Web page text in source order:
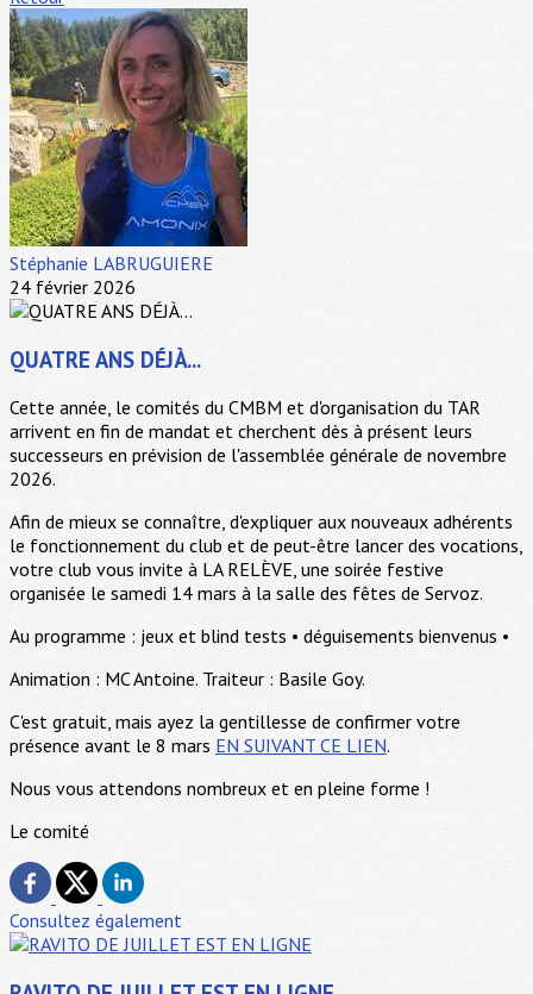
Stéphanie LABRUGUIERE
24 février 2026
QUATRE ANS DÉJÀ...
Cette année, le comités du CMBM et d'organisation du TAR
arrivent en fin de mandat et cherchent dès à présent leurs
successeurs en prévision de l'assemblée générale de novembre
2026.
Afin de mieux se connaître, d'expliquer aux nouveaux adhérents
le fonctionnement du club et de peut-être lancer des vocations,
votre club vous invite à LA RELÈVE, une soirée festive
organisée le samedi 14 mars à la salle des fêtes de Servoz.
Au programme : jeux et blind tests • déguisements bienvenus •
Animation : MC Antoine. Traiteur : Basile Goy.
C'est gratuit, mais ayez la gentillesse de confirmer votre
présence avant le 8 mars EN SUIVANT CE LIEN.
Nous vous attendons nombreux et en pleine forme !
Le comité
Consultez également